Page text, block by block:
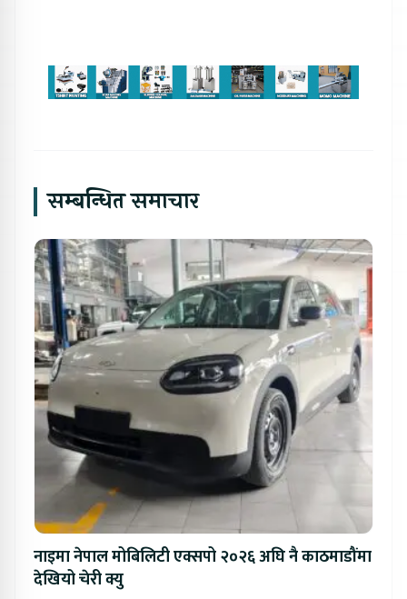
सम्बन्धित समाचार
नाइमा नेपाल मोबिलिटी एक्सपो २०२६ अघि नै काठमाडौंमा
देखियो चेरी क्यु